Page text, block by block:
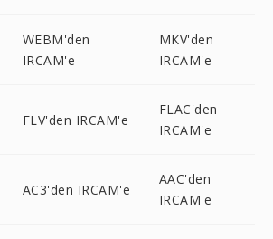
WEBM'den
IRCAM'e
MKV'den
IRCAM'e
FLV'den IRCAM'e
FLAC'den
IRCAM'e
AC3'den IRCAM'e
AAC'den
IRCAM'e